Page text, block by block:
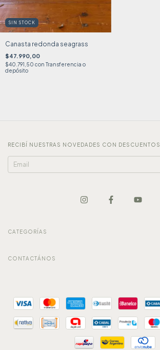
SIN STOCK
Canasta redonda seagrass
$47.990,00
$40.791,50 con Transferencia o
depósito
RECIBÍ NUESTRAS NOVEDADES CON DESCUENTOS
CATEGORÍAS
CONTACTÁNOS